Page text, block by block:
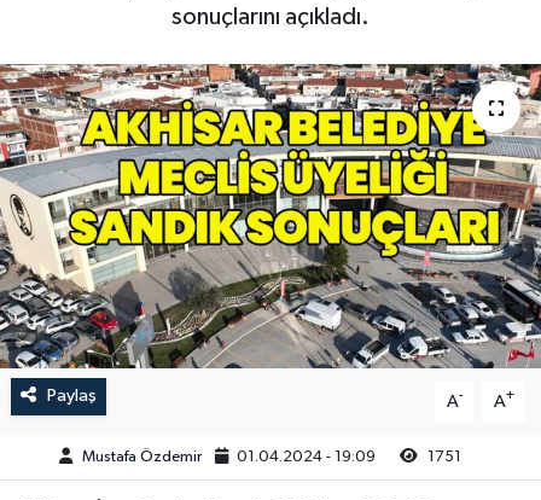
sonuçlarını açıkladı.
Paylaş A- A+
Mustafa Özdemir 01.04.2024 - 19:09 1751
Duyurular
Teknoloji
Yerel Haber
Akhisar Emlak
Ülke
Etiketler
Tarım-Gıda
Sektörel
Röportaj
Dünya
Yaşam
Kadın
Teknoloji